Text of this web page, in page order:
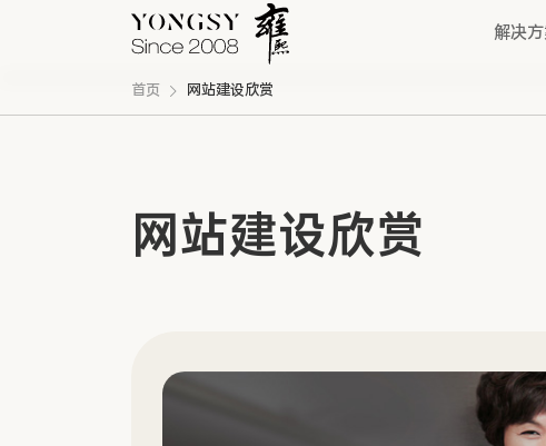
解决
新能源案例
首页 网站建设欣赏
网站建设欣赏